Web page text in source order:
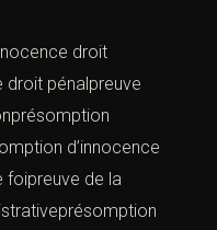
droit
droit pénalpreuve
d’innocence
foipreuve de la